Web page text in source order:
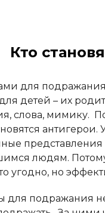
Кто
для
детей – их
слова, мимику.
представления
людям.
угодно, но
подражания не